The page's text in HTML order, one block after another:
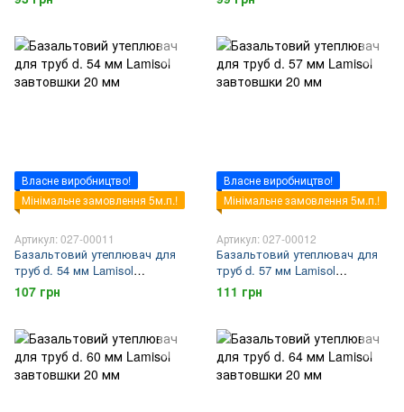
Власне виробництво!
Мінімальне замовлення 5м.п.!
Артикул: 027-00011
Базальтовий утеплювач для
труб d. 54 мм Lamisol
завтовшки 20 мм
107 грн
Власне виробництво!
Мінімальне замовлення 5м.п.!
Артикул: 027-00012
Базальтовий утеплювач для
труб d. 57 мм Lamisol
завтовшки 20 мм
111 грн